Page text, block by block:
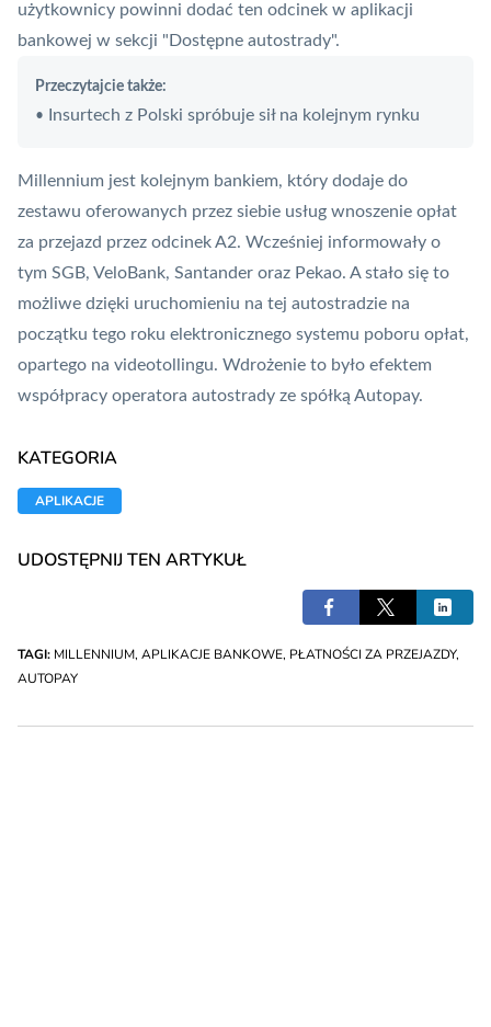
użytkownicy powinni dodać ten odcinek w aplikacji
bankowej w sekcji "Dostępne autostrady".
Przeczytajcie także:
•
Insurtech z Polski spróbuje sił na kolejnym rynku
Millennium jest kolejnym bankiem, który dodaje do
zestawu oferowanych przez siebie usług wnoszenie opłat
za przejazd przez odcinek A2. Wcześniej informowały o
tym SGB, VeloBank, Santander oraz Pekao. A stało się to
możliwe dzięki uruchomieniu na tej autostradzie na
początku tego roku elektronicznego systemu poboru opłat,
opartego na videotollingu. Wdrożenie to było efektem
współpracy operatora autostrady ze spółką Autopay.
KATEGORIA
APLIKACJE
UDOSTĘPNIJ TEN ARTYKUŁ
TAGI: MILLENNIUM, APLIKACJE BANKOWE, PŁATNOŚCI ZA PRZEJAZDY,
AUTOPAY